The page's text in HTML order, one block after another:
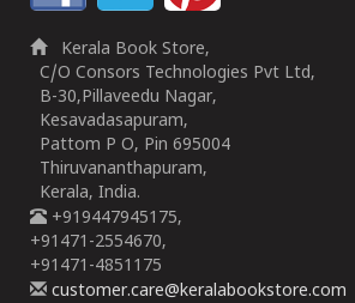
Kerala Book Store,
C/O Consors Technologies Pvt Ltd,
B-30,Pillaveedu Nagar,
Kesavadasapuram,
Pattom P O, Pin 695004
Thiruvananthapuram,
Kerala, India.
+919447945175,
+91471-2554670,
+91471-4851175
customer.care@keralabookstore.com